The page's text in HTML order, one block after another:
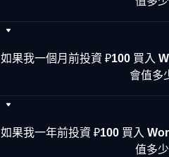
如果我一個月前投資 ₽100 買入
會值多
如果我一年前投資 ₽100 買入
值多少